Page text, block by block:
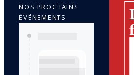
NOS PROCHAINS
ÉVÉNEMENTS